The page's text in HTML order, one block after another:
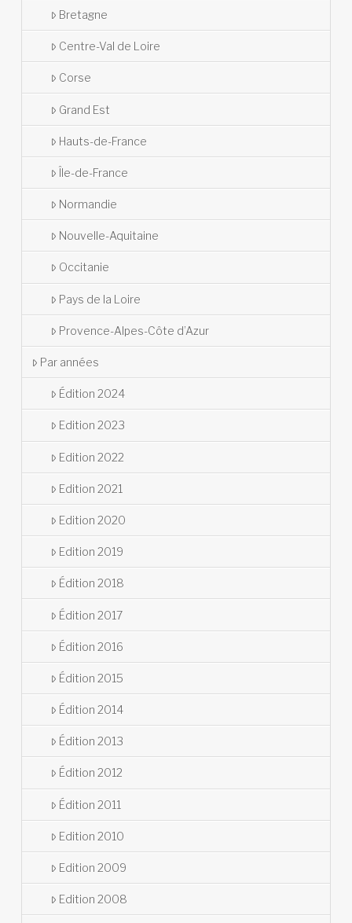
Bretagne
Centre-Val de Loire
Corse
Grand Est
Hauts-de-France
Île-de-France
Normandie
Nouvelle-Aquitaine
Occitanie
Pays de la Loire
Provence-Alpes-Côte d’Azur
Par années
Édition 2024
Edition 2023
Edition 2022
Edition 2021
Edition 2020
Edition 2019
Édition 2018
Édition 2017
Édition 2016
Édition 2015
Édition 2014
Édition 2013
Édition 2012
Édition 2011
Edition 2010
Edition 2009
Edition 2008